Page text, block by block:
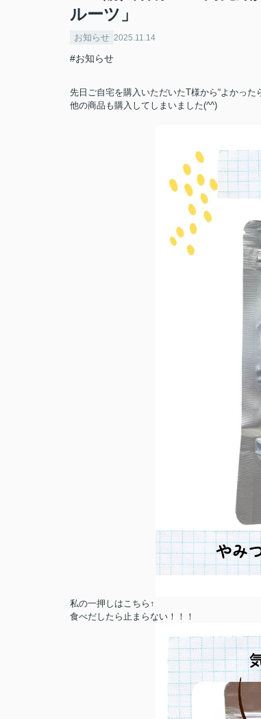
ルーツ」
お知らせ 2025.11.14
#お知らせ
先日ご自宅を購入いただいたT様から“よかっ
他の商品も購入してしまいました(^^)
私の一押しはこちら↑
食べだしたら止まらない！！！